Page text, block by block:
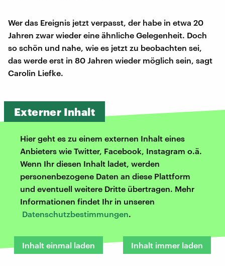
Wer das Ereignis jetzt verpasst, der habe in etwa 20
Jahren zwar wieder eine ähnliche Gelegenheit. Doch
so schön und nahe, wie es jetzt zu beobachten sei,
das werde erst in 80 Jahren wieder möglich sein, sagt
Carolin Liefke.
Externer Inhalt
Hier geht es zu einem externen Inhalt eines
Anbieters wie Twitter, Facebook, Instagram o.ä.
Wenn Ihr diesen Inhalt ladet, werden
personenbezogene Daten an diese Plattform
und eventuell weitere Dritte übertragen. Mehr
Informationen findet Ihr in unseren
Datenschutzbestimmungen.
Inhalt einmal laden Inhalt immer laden